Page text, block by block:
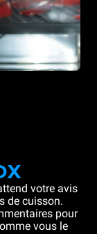
votre avis
de cuisson.
pour
vous le